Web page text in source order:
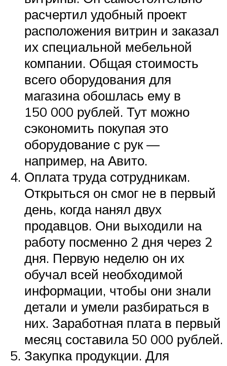
расчертил удобный проект
расположения витрин и заказал
их специальной мебельной
компании. Общая стоимость
всего оборудования для
магазина обошлась ему в
150 000 рублей. Тут можно
сэкономить покупая это
оборудование с рук —
например, на Авито.
Оплата труда сотрудникам.
Открыться он смог не в первый
день, когда нанял двух
продавцов. Они выходили на
работу посменно 2 дня через 2
дня. Первую неделю он их
обучал всей необходимой
информации, чтобы они знали
детали и умели разбираться в
них. Заработная плата в первый
месяц составила 50 000 рублей.
Закупка продукции. Для